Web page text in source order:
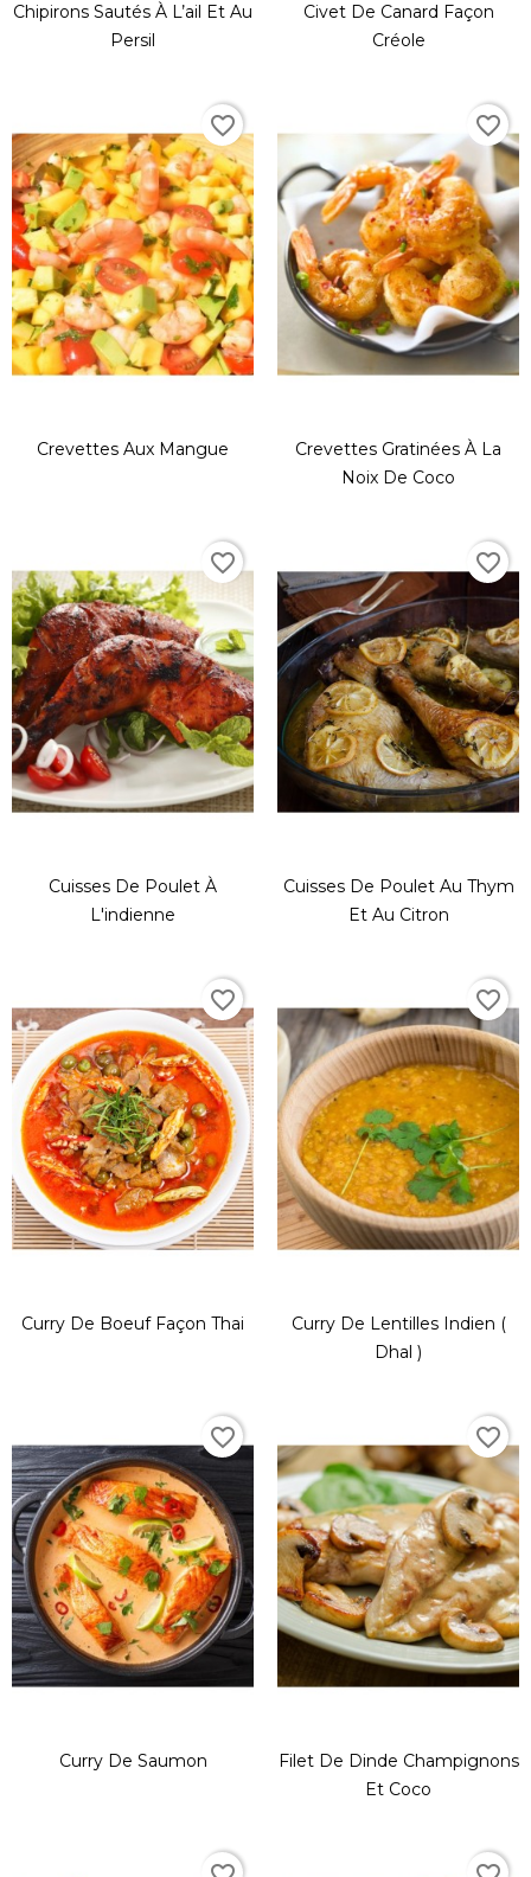
Chipirons Sautés À L’ail Et Au
Persil
Civet De Canard Façon
Créole
Crevettes Aux Mangue
favorite_border
Crevettes Gratinées À La
Noix De Coco
favorite_border
Cuisses De Poulet À
L'indienne
favorite_border
Cuisses De Poulet Au Thym
Et Au Citron
favorite_border
Curry De Boeuf Façon Thai
favorite_border
Curry De Lentilles Indien (
Dhal )
favorite_border
Curry De Saumon
favorite_border
Filet De Dinde Champignons
Et Coco
favorite_border